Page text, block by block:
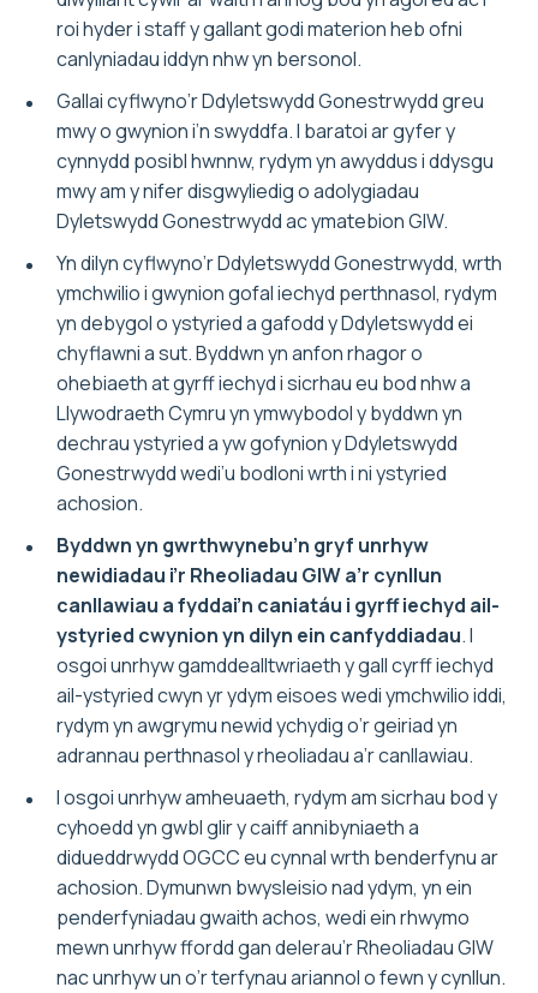
roi hyder i staff y gallant godi materion heb ofni
canlyniadau iddyn nhw yn bersonol.
Gallai cyflwyno’r Ddyletswydd Gonestrwydd greu
mwy o gwynion i’n swyddfa. I baratoi ar gyfer y
cynnydd posibl hwnnw, rydym yn awyddus i ddysgu
mwy am y nifer disgwyliedig o adolygiadau
Dyletswydd Gonestrwydd ac ymatebion GIW.
Yn dilyn cyflwyno’r Ddyletswydd Gonestrwydd, wrth
ymchwilio i gwynion gofal iechyd perthnasol, rydym
yn debygol o ystyried a gafodd y Ddyletswydd ei
chyflawni a sut. Byddwn yn anfon rhagor o
ohebiaeth at gyrff iechyd i sicrhau eu bod nhw a
Llywodraeth Cymru yn ymwybodol y byddwn yn
dechrau ystyried a yw gofynion y Ddyletswydd
Gonestrwydd wedi’u bodloni wrth i ni ystyried
achosion.
Byddwn yn gwrthwynebu’n gryf unrhyw
newidiadau i’r Rheoliadau GIW a’r cynllun
canllawiau a fyddai’n caniatáu i gyrff iechyd ail-
ystyried cwynion yn dilyn ein canfyddiadau. I
osgoi unrhyw gamddealltwriaeth y gall cyrff iechyd
ail-ystyried cwyn yr ydym eisoes wedi ymchwilio iddi,
rydym yn awgrymu newid ychydig o’r geiriad yn
adrannau perthnasol y rheoliadau a’r canllawiau.
I osgoi unrhyw amheuaeth, rydym am sicrhau bod y
cyhoedd yn gwbl glir y caiff annibyniaeth a
didueddrwydd OGCC eu cynnal wrth benderfynu ar
achosion. Dymunwn bwysleisio nad ydym, yn ein
penderfyniadau gwaith achos, wedi ein rhwymo
mewn unrhyw ffordd gan delerau’r Rheoliadau GIW
nac unrhyw un o’r terfynau ariannol o fewn y cynllun.